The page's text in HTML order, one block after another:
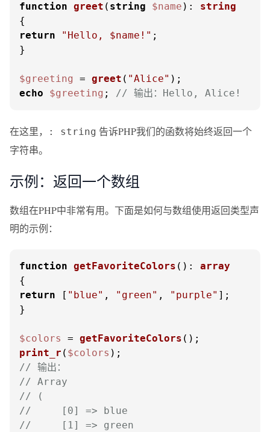
function greet ( string $name ): string
return
"Hello, $name !" ;
}
$greeting = greet ( "Alice"
echo
$greeting ; // 输出：Hello, Alice!
在这里， : string 告诉PHP我们的函数将始终返回一个
字符串。
示例：返回一个数组
数组在PHP中非常有用。下面是如何与数组使用返回类型声
明的示例：
function getFavoriteColors ( ): array
return [ "blue" , "green" , "purple" ];
}
$colors = getFavoriteColors
print_r ( $colors
// 输出：
// Array
// (
//     [0] => blue
//     [1] => green